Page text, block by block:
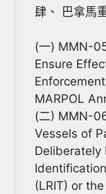
肆、 巴拿馬
(一) MMN-
Ensure
MARPOL
(二) MMN-
Vessels of
Deliberately
(LRIT) or